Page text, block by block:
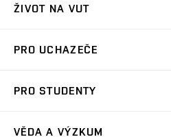
ŽIVOT NA VUT
Koleje
Sport na VUT
PRO UCHAZEČE
Dny otevřených dveří
PRO STUDENTY
VĚDA A VÝZKUM